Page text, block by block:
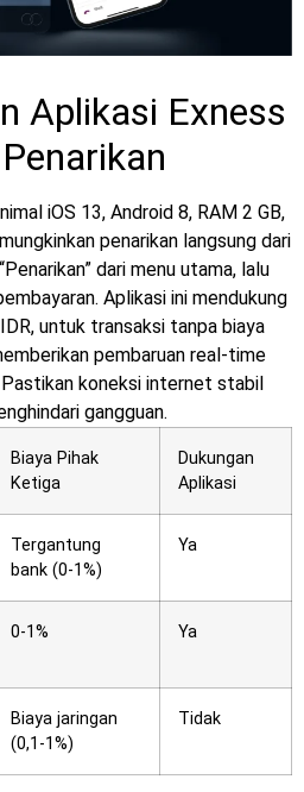
Aplikasi Exness
iOS 13, Android 8, RAM 2 GB,
penarikan langsung dari
dari menu utama, lalu
Aplikasi ini mendukung
untuk transaksi tanpa biaya
pembaruan real-time
koneksi internet stabil
gangguan.
Biaya Pihak
Ketiga
Dukungan
Aplikasi
Tergantung
bank (0-1%)
Ya
0-1% Ya
Biaya jaringan
(0,1-1%)
Tidak